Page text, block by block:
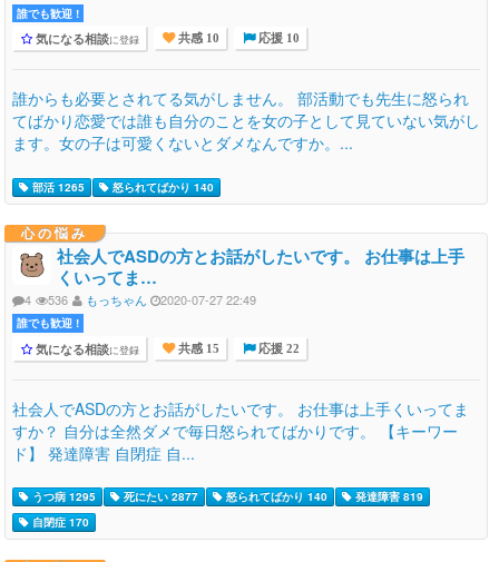
誰でも歓迎 !
気になる相談に登録 共感 10 応援 10
誰からも必要とされてる気がしません。 部活動でも先生に怒られ
てばかり恋愛では誰も自分のことを女の子として見ていない気がし
ます。女の子は可愛くないとダメなんですか。...
部活 1265 怒られてばかり 140
心の悩み
社会人でASDの方とお話がしたいです。 お仕事は上手
くいってま…
4 536 もっちゃん 2020-07-27 22:49
誰でも歓迎 !
気になる相談に登録 共感 15 応援 22
社会人でASDの方とお話がしたいです。 お仕事は上手くいってま
すか？ 自分は全然ダメで毎日怒られてばかりです。 【キーワー
ド】 発達障害 自閉症 自...
うつ病 1295 死にたい 2877 怒られてばかり 140
発達障害 819
自閉症 170